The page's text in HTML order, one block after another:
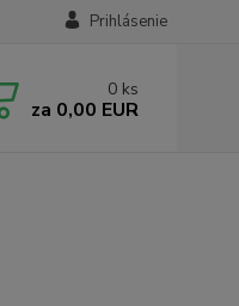
Prihlásenie
0 ks
za 0,00 EUR